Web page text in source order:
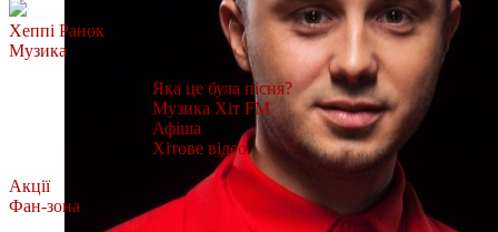
Хеппі Ранок
Музика
Яка це була пісня?
Музика Хіт FM
Афіша
Хітове відео
Акції
Фан-зона